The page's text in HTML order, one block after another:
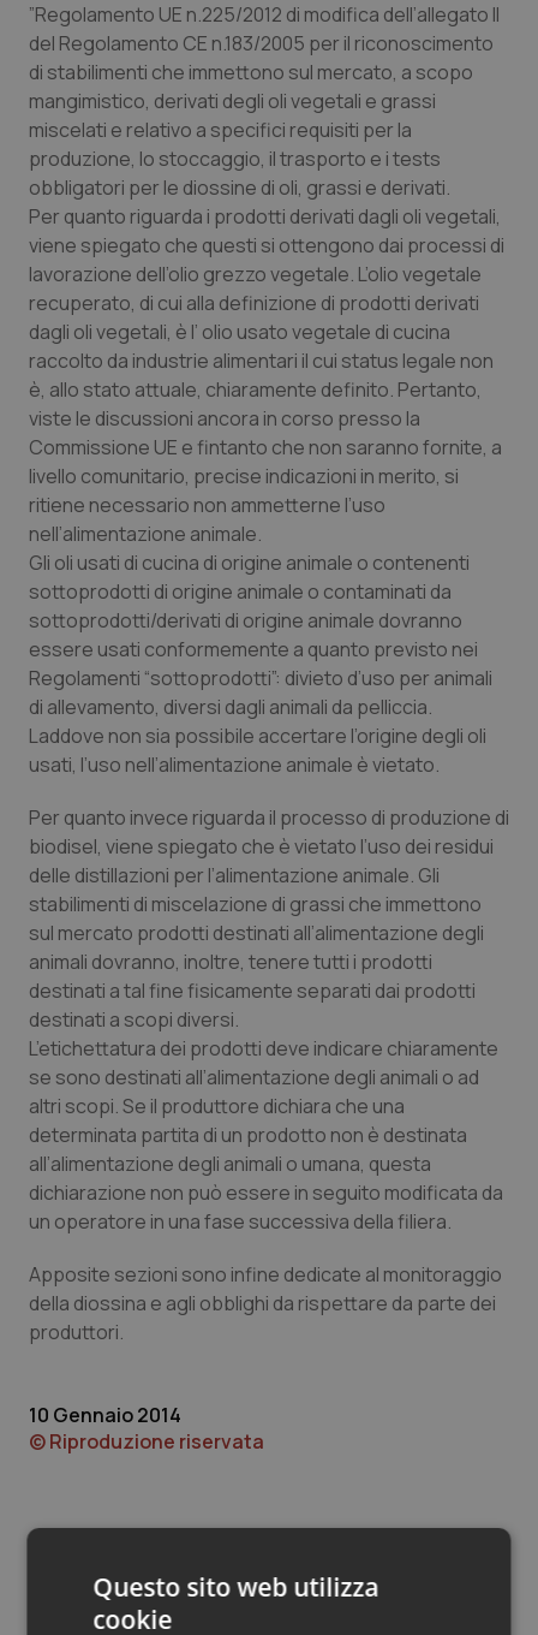
Calabria
Campania
Emilia-Romagna
Friuli Venezia Giulia
Lazio
Liguria
Lombardia
Marche
Molise
Piemonte
Provincia Autonoma di Bolzano
Provincia Autonoma di Trento
Sardegna
Sicilia
Toscana
Umbria
Valle D’Aosta
Veneto
Asma & BPCO
Car-T
Colesterolo & coronaropatie
Dermatite Atopica
Diabete & glucometri
Disturbi dell’umore
Dolore
Donna & Salute
Epatiti
HIV
Infezioni & Febbre
Ipertensione & Scompenso
Malattia di Crohn & Rettocolite Ulcerosa
Neuroscienze & patologie neurodegenerative
Obesità
Oftalmologia
Oncodermatologia
Oncoematologia
Oncologia & Nutrizione
Psoriasi & pelle
Quotidiano Chirurgia
Quotidiano Pediatria
Rene & patologie urogenitali
”Regolamento UE n.225/2012 di modifica dell’allegato II
del Regolamento CE n.183/2005 per il riconoscimento
di stabilimenti che immettono sul mercato, a scopo
mangimistico, derivati degli oli vegetali e grassi
miscelati e relativo a specifici requisiti per la
produzione, lo stoccaggio, il trasporto e i tests
obbligatori per le diossine di oli, grassi e derivati.
Per quanto riguarda i prodotti derivati dagli oli vegetali,
viene spiegato che questi si ottengono dai processi di
lavorazione dell’olio grezzo vegetale. L’olio vegetale
recuperato, di cui alla definizione di prodotti derivati
dagli oli vegetali, è l’ olio usato vegetale di cucina
raccolto da industrie alimentari il cui status legale non
è, allo stato attuale, chiaramente definito. Pertanto,
viste le discussioni ancora in corso presso la
Commissione UE e fintanto che non saranno fornite, a
livello comunitario, precise indicazioni in merito, si
ritiene necessario non ammetterne l’uso
nell’alimentazione animale.
Gli oli usati di cucina di origine animale o contenenti
sottoprodotti di origine animale o contaminati da
sottoprodotti/derivati di origine animale dovranno
essere usati conformemente a quanto previsto nei
Regolamenti “sottoprodotti”: divieto d’uso per animali
di allevamento, diversi dagli animali da pelliccia.
Laddove non sia possibile accertare l’origine degli oli
usati, l’uso nell’alimentazione animale è vietato.
Per quanto invece riguarda il processo di produzione di
biodisel, viene spiegato che è vietato l’uso dei residui
delle distillazioni per l’alimentazione animale. Gli
stabilimenti di miscelazione di grassi che immettono
sul mercato prodotti destinati all’alimentazione degli
animali dovranno, inoltre, tenere tutti i prodotti
destinati a tal fine fisicamente separati dai prodotti
destinati a scopi diversi.
L’etichettatura dei prodotti deve indicare chiaramente
se sono destinati all’alimentazione degli animali o ad
altri scopi. Se il produttore dichiara che una
determinata partita di un prodotto non è destinata
all’alimentazione degli animali o umana, questa
dichiarazione non può essere in seguito modificata da
un operatore in una fase successiva della filiera.
Apposite sezioni sono infine dedicate al monitoraggio
della diossina e agli obblighi da rispettare da parte dei
produttori.
10 Gennaio 2014
© Riproduzione riservata
Questo sito web utilizza
cookie